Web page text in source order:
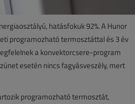
hatásfokuk 92%. A Hunor
programozható termosztáttal és 3 év
a konvektorcsere-program
esetén nincs fagyásveszély, mert
programozható termosztát,